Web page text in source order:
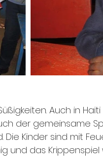
Auch in
der gemeinsame
Kinder sind mit
und das